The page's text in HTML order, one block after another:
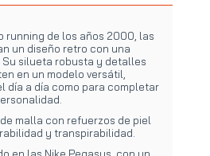
running de los años 2000, las
un diseño retro con una
Su silueta robusta y detalles
en un modelo versátil,
día a día como para completar
malla con refuerzos de piel
y transpirabilidad.